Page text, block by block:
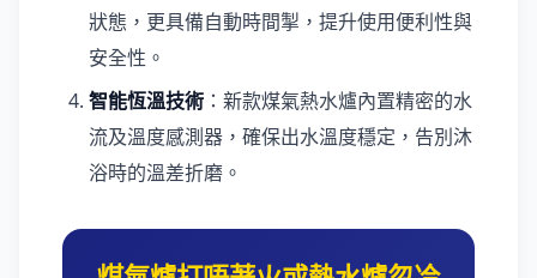
狀態，更具備自動時間掣，提升使用便利性與
安全性。
智能恆溫技術 ：新款煤氣熱水爐內置精密的水
流及溫度感測器，確保出水溫度穩定，告別沐
浴時的溫差折磨。